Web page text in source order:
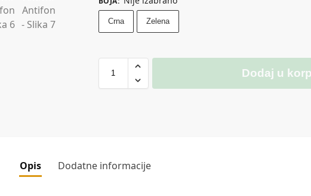
Crna Zelena
Dodaj u
Opis Dodatne informacije